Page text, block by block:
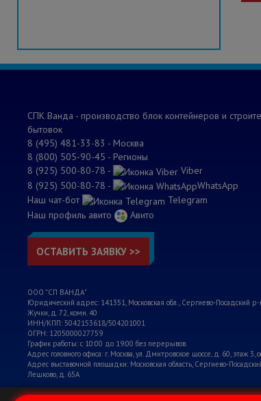
СПК Ванда - производство блок контейнеров и
бытовок
8 (495) 481-33-83 - Москва
8 (800) 505-90-45 - Регионы
8 (925) 500-80-78 -
Viber
8 (925) 500-80-78 -
WhatsApp
Наш чат-бот
Telegram
Наш профиль авито
Авито
ОСТАВИТЬ ЗАЯВКУ >>
ООО "СП ВАНДА"
Юридический адрес: 141351, Московская обл., Сергиево-Посадский р-
Жучки, д. 72, комн. 40
ИНН/КПП: 5042153618/504201001
ОГРН: 1205000027759
График работы: с 10:00 до 19:00 без перерывов.
Адрес головного офиса: г. Москва, ул. Дмитровское шоссе, д. 60, этаж 3,
Адрес выставочной площадки: Московская область, Сергиево-
Лешково, д. 65А
2002-2026 ©www.sp-vanda.ru—Политика